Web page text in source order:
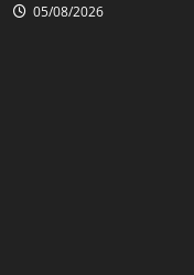
05/08/2026